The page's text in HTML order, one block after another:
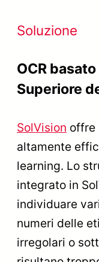
Soluzione
OCR
Superiore
SolVision offre
altamente
learning. Lo
integrato in
individuare
numeri delle
irregolari o